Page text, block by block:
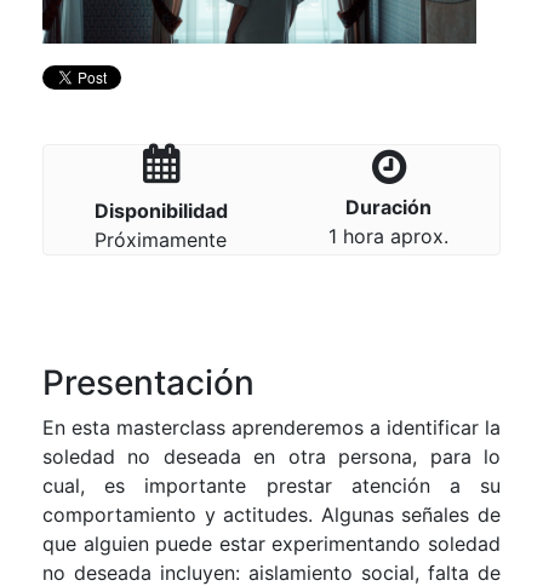
Disponibilidad
Próximamente
Duración
1 hora aprox.
Presentación
En esta masterclass aprenderemos a identificar la
soledad no deseada en otra persona, para lo
cual, es importante prestar atención a su
comportamiento y actitudes. Algunas señales de
que alguien puede estar experimentando soledad
no deseada incluyen: aislamiento social, falta de